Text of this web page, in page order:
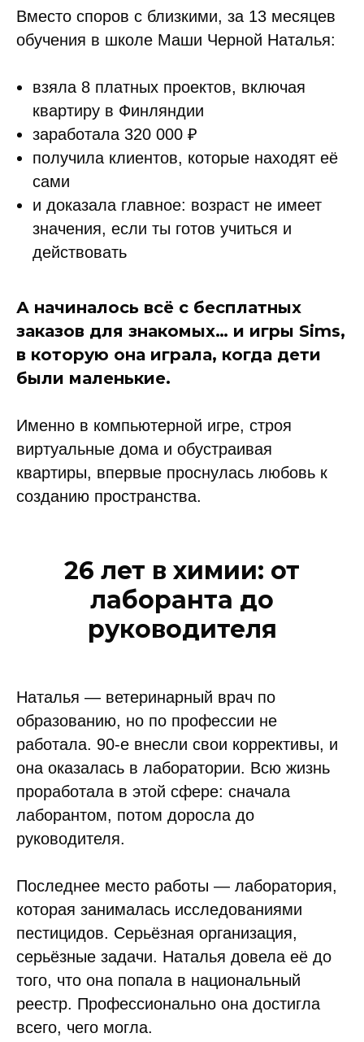
Вместо споров с близкими, за 13 месяцев
обучения в школе Маши Черной Наталья:
взяла 8 платных проектов, включая
квартиру в Финляндии
заработала 320 000 ₽
получила клиентов, которые находят её
сами
и доказала главное: возраст не имеет
значения, если ты готов учиться и
действовать
А начиналось всё с бесплатных
заказов для знакомых… и игры Sims,
в которую она играла, когда дети
были маленькие.
Именно в компьютерной игре, строя
виртуальные дома и обустраивая
квартиры, впервые проснулась любовь к
созданию пространства.
26 лет в химии: от
лаборанта до
руководителя
Наталья — ветеринарный врач по
образованию, но по профессии не
работала. 90-е внесли свои коррективы, и
она оказалась в лаборатории. Всю жизнь
проработала в этой сфере: сначала
лаборантом, потом доросла до
руководителя.
Последнее место работы — лаборатория,
которая занималась исследованиями
пестицидов. Серьёзная организация,
серьёзные задачи. Наталья довела её до
того, что она попала в национальный
реестр. Профессионально она достигла
всего, чего могла.